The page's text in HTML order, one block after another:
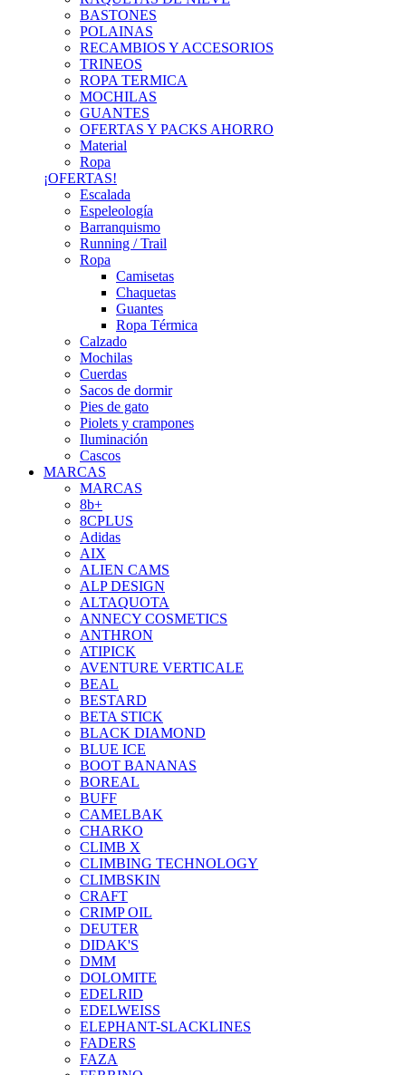
BASTONES
POLAINAS
RECAMBIOS Y ACCESORIOS
TRINEOS
ROPA TERMICA
MOCHILAS
GUANTES
OFERTAS Y PACKS AHORRO
Material
Ropa
¡OFERTAS!
Escalada
Espeleología
Barranquismo
Running / Trail
Ropa
Camisetas
Chaquetas
Guantes
Ropa Térmica
Calzado
Mochilas
Cuerdas
Sacos de dormir
Pies de gato
Piolets y crampones
Iluminación
Cascos
MARCAS
MARCAS
8b+
8CPLUS
Adidas
AIX
ALIEN CAMS
ALP DESIGN
ALTAQUOTA
ANNECY COSMETICS
ANTHRON
ATIPICK
AVENTURE VERTICALE
BEAL
BESTARD
BETA STICK
BLACK DIAMOND
BLUE ICE
BOOT BANANAS
BOREAL
BUFF
CAMELBAK
CHARKO
CLIMB X
CLIMBING TECHNOLOGY
CLIMBSKIN
CRAFT
CRIMP OIL
DEUTER
DIDAK'S
DMM
DOLOMITE
EDELRID
EDELWEISS
ELEPHANT-SLACKLINES
FADERS
FAZA